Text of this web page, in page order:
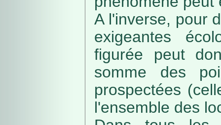
A l'inverse, pour
exigeantes
figurée peut
somme des
prospectées
l'ensemble des